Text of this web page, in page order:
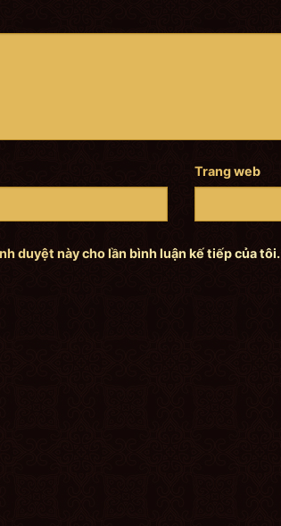
Trang web
duyệt này cho lần bình luận kế tiếp của tôi.